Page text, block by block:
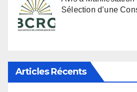
Sélection d’une
Articles Récents